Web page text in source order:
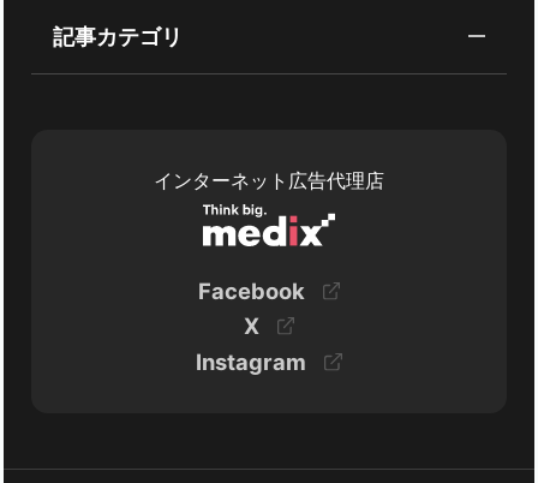
記事カテゴリ
インターネット広告代理店
Facebook
X
Instagram